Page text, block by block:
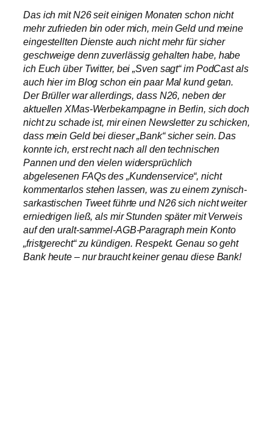
Das ich mit N26 seit einigen Monaten schon nicht
mehr zufrieden bin oder mich, mein Geld und meine
eingestellten Dienste auch nicht mehr für sicher
geschweige denn zuverlässig gehalten habe, habe
ich Euch über Twitter, bei „Sven sagt“ im PodCast als
auch hier im Blog schon ein paar Mal kund getan.
Der Brüller war allerdings, dass N26, neben der
aktuellen XMas-Werbekampagne in Berlin, sich doch
nicht zu schade ist, mir einen Newsletter zu schicken,
dass mein Geld bei dieser „Bank“ sicher sein. Das
konnte ich, erst recht nach all den technischen
Pannen und den vielen widersprüchlich
abgelesenen FAQs des „Kundenservice“, nicht
kommentarlos stehen lassen, was zu einem zynisch-
sarkastischen Tweet führte und N26 sich nicht weiter
erniedrigen ließ, als mir Stunden später mit Verweis
auf den uralt-sammel-AGB-Paragraph mein Konto
„fristgerecht“ zu kündigen. Respekt. Genau so geht
Bank heute – nur braucht keiner genau diese Bank!